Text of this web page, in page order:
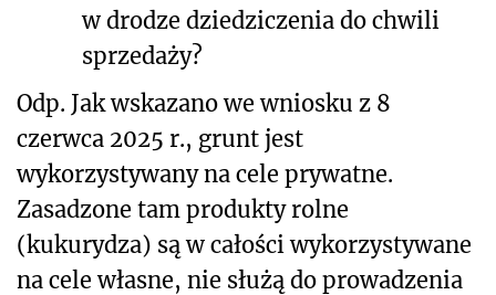
w drodze dziedziczenia do chwili
sprzedaży?
Odp. Jak wskazano we wniosku z 8
czerwca 2025 r., grunt jest
wykorzystywany na cele prywatne.
Zasadzone tam produkty rolne
(kukurydza) są w całości wykorzystywane
na cele własne, nie służą do prowadzenia